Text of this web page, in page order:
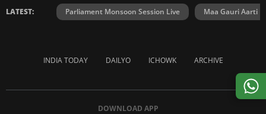
LATEST: Parliament Monsoon Session Live Maa Gauri Aarti
INDIA TODAY DAILYO ICHOWK ARCHIVE
DOWNLOAD APP